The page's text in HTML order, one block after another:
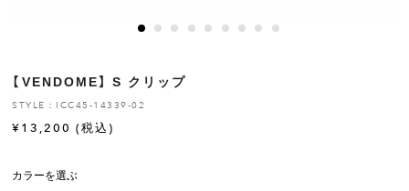
お修理について
【VENDOME】 S クリップ
STYLE：ICC45-14339-02
¥ 13,200 (税込)
カラーを選ぶ